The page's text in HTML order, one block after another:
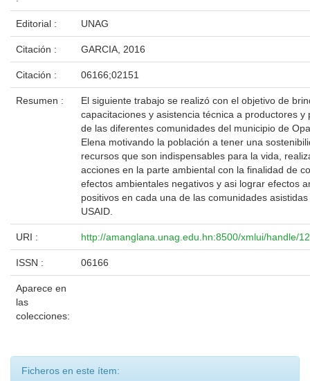
Editorial : UNAG
Citación : GARCIA, 2016
Citación : 06166;02151
Resumen :
El siguiente trabajo se realizó con el objetivo de
capacitaciones y asistencia técnica a productores y
de las diferentes comunidades del municipio de
Elena motivando la población a tener una
recursos que son indispensables para la vida,
acciones en la parte ambiental con la finalidad de
efectos ambientales negativos y asi lograr efectos
positivos en cada una de las comunidades asistidas
USAID.
URI : http://amanglana.unag.edu.hn:8500/xmlui/handle/
ISSN : 06166
Aparece en
las
colecciones:
Ficheros en este ítem: